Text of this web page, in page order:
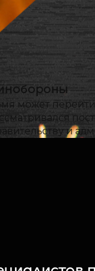
может перейти
пост
и
армии.
не